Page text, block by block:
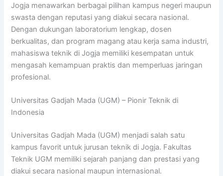
Jogja menawarkan berbagai pilihan kampus negeri maupun
swasta dengan reputasi yang diakui secara nasional.
Dengan dukungan laboratorium lengkap, dosen
berkualitas, dan program magang atau kerja sama industri,
mahasiswa teknik di Jogja memiliki kesempatan untuk
mengasah kemampuan praktis dan memperluas jaringan
profesional.
Universitas Gadjah Mada (UGM) – Pionir Teknik di
Indonesia
Universitas Gadjah Mada (UGM) menjadi salah satu
kampus favorit untuk jurusan teknik di Jogja. Fakultas
Teknik UGM memiliki sejarah panjang dan prestasi yang
diakui secara nasional maupun internasional.